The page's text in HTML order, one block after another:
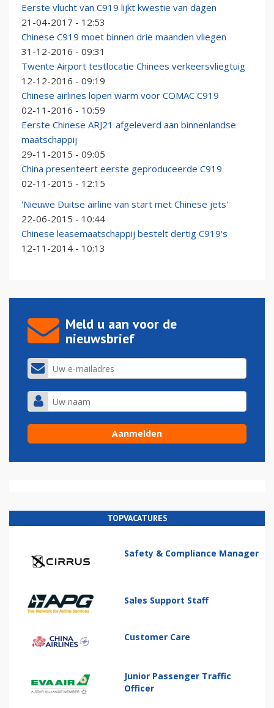
Eerste vlucht van C919 lijkt kwestie van dagen
21-04-2017 - 12:53
Chinese C919 moet binnen drie maanden vliegen
31-12-2016 - 09:31
Twente Airport testlocatie Chinees verkeersvliegtuig
12-12-2016 - 09:19
Chinese airlines lopen warm voor COMAC C919
02-11-2016 - 10:59
Eerste Chinese ARJ21 afgeleverd aan binnenlandse
maatschappij
29-11-2015 - 09:05
China presenteert eerste geproduceerde C919
02-11-2015 - 12:15
'Nieuwe Duitse airline van start met Chinese jets'
22-06-2015 - 10:44
Chinese leasemaatschappij bestelt dertig C919's
12-11-2014 - 10:13
Meld u aan voor de
nieuwsbrief
TOPVACATURES
Safety & Compliance Manager
Sales Support Staff
Customer Care
Junior Passenger Traffic
Officer